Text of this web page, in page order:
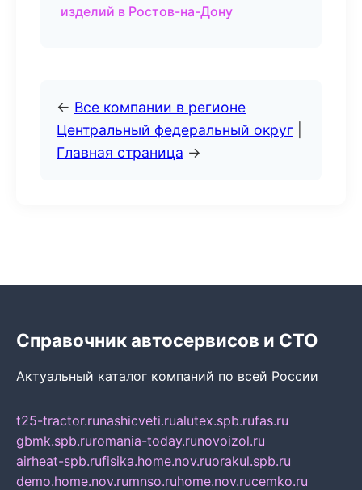
изделий в Ростов-на-Дону
← Все компании в регионе
Центральный федеральный округ
Главная страница →
Справочник автосервисов и СТО
Актуальный каталог компаний по всей России
t25-tractor.runashicveti.rualutex.spb.rufas.ru
gbmk.spb.ruromania-today.runovoizol.ru
airheat-spb.rufisika.home.nov.ruorakul.spb.ru
demo.home.nov.rumnso.ruhome.nov.rucemko.ru